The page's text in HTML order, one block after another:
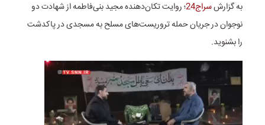
به گزارشسراج24
؛ ‌روایت تکان‌دهنده مجید بنی‌فاطمه از شهادت دو
نوجوان در جریان حمله تروریست‌های مسلح به مسجدی در پاکدشت
را بشنوید.